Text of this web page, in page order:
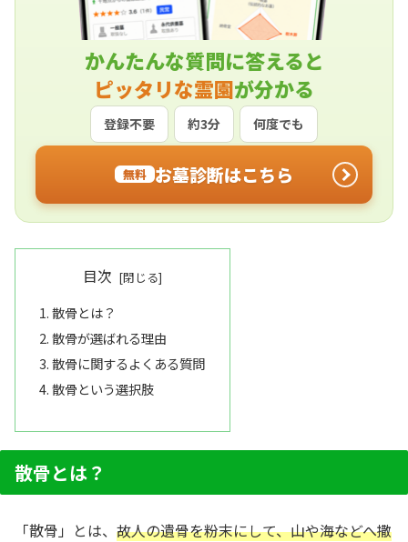
かんたんな質問に答えると
ピッタリな霊園が分かる
登録不要 約3分 何度でも
無料 お墓診断はこちら
目次
散骨とは？
散骨が選ばれる理由
散骨に関するよくある質問
散骨という選択肢
散骨とは？
「散骨」とは、 故人の遺骨を粉末にして、山や海などへ撒